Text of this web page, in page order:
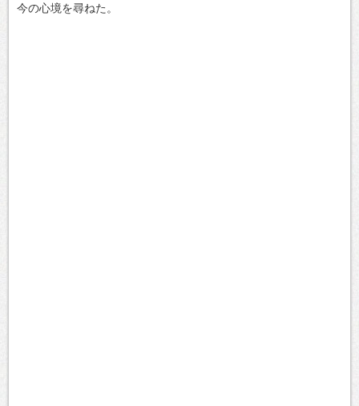
今の心境を尋ねた。